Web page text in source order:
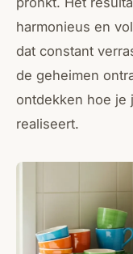
harmonieus en
dat constant
de geheimen
ontdekken hoe je
realiseert.